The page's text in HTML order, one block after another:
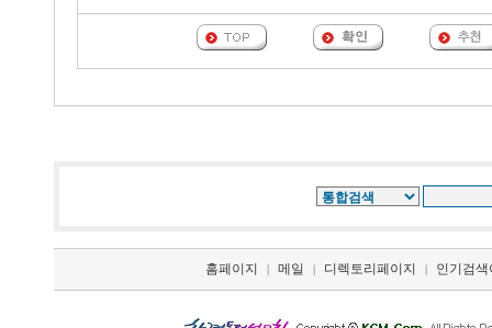
홈페이지 | 메일 | 디렉토리페이지 | 인기검색